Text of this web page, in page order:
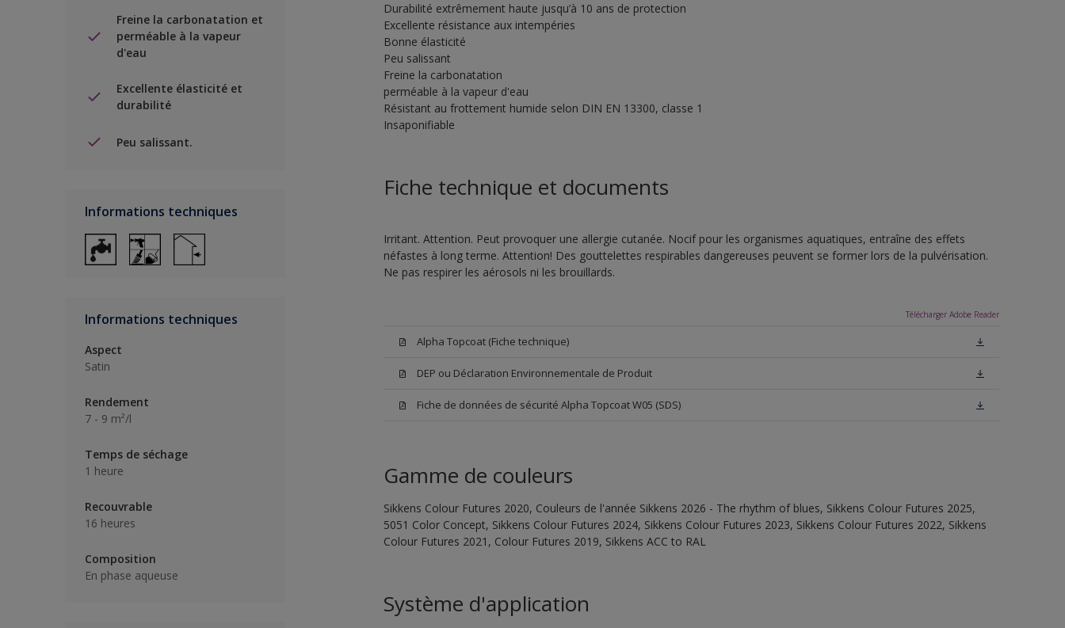
Freine la carbonatation et
perméable à la vapeur
d'eau
Excellente élasticité et
durabilité
Peu salissant.
Informations techniques
Informations techniques
Aspect
Satin
Rendement
7 - 9 m²/l
Temps de séchage
1 heure
Recouvrable
16 heures
Composition
En phase aqueuse
Durabilité extrêmement haute jusqu’à 10 ans de protection
Excellente résistance aux intempéries
Bonne élasticité
Peu salissant
Freine la carbonatation
perméable à la vapeur d'eau
Résistant au frottement humide selon DIN EN 13300, classe 1
Insaponifiable
Fiche technique et documents
Irritant. Attention. Peut provoquer une allergie cutanée. Nocif pour les organismes aquatiques, entraîne des effets
néfastes à long terme. Attention! Des gouttelettes respirables dangereuses peuvent se former lors de la pulvérisation.
Ne pas respirer les aérosols ni les brouillards.
Télécharger Adobe Reader
Alpha Topcoat (Fiche technique)
DEP ou Déclaration Environnementale de Produit
Fiche de données de sécurité Alpha Topcoat W05 (SDS)
Gamme de couleurs
Sikkens Colour Futures 2020, Couleurs de l'année Sikkens 2026 - The rhythm of blues, Sikkens Colour Futures 2025,
5051 Color Concept, Sikkens Colour Futures 2024, Sikkens Colour Futures 2023, Sikkens Colour Futures 2022, Sikkens
Colour Futures 2021, Colour Futures 2019, Sikkens ACC to RAL
Système d'application